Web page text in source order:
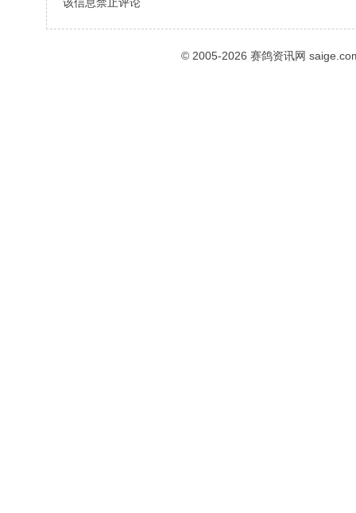
该信息禁止评论
© 2005-2026 赛鸽资讯网